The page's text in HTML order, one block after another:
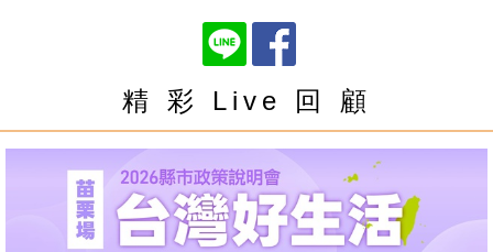
精 彩 Live 回 顧